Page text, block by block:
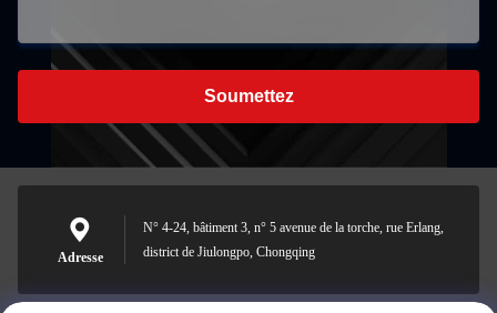
Soumettez
Adresse
N° 4-24, bâtiment 3, n° 5 avenue de la torche, rue Erlang,
district de Jiulongpo, Chongqing